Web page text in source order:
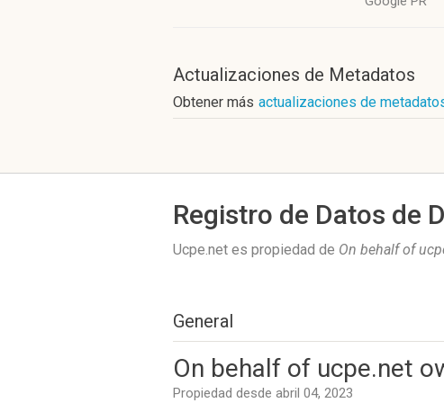
Actualizaciones de Metadatos
Obtener más actualizaciones de
Registro de Datos de
Ucpe.net es propiedad de On behalf of
General
On behalf of ucpe.net
Propiedad desde abril 04, 2023